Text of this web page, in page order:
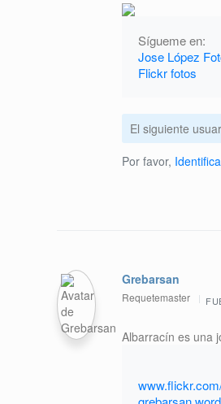
Sígueme en:
Jose López
Flickr fotos
El siguiente
Por favor,
Grebarsan
Requetemaster
Albarracín es una